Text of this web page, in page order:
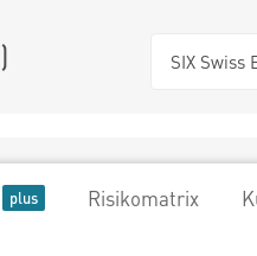
) SIX Swiss
Risikomatrix